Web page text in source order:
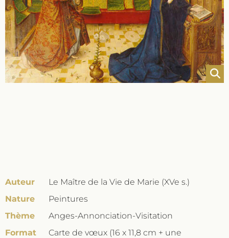
Auteur
Le Maître de la Vie de Marie (XVe s.)
Nature
Peintures
Thème
Anges-Annonciation-Visitation
Format
Carte de vœux (16 x 11,8 cm + une